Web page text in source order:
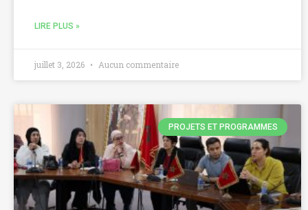
LIRE PLUS »
juillet 3, 2026 Aucun commentaire
PROJETS ET PROGRAMMES